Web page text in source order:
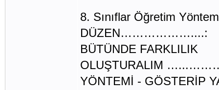
8. Sınıflar Öğretim
DÜZEN………………....:
BÜTÜNDE FARKLILIK
OLUŞTURALIM
YÖNTEMİ - GÖSTERİP